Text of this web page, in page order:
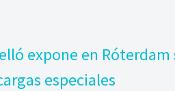
expone en
especiales